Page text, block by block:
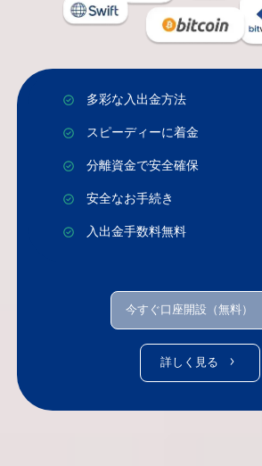
多彩な入出金方法
スピーディーに着金
分離資金で安全確保
安全なお手続き
入出金手数料無料
今すぐ口座開設（無料）
詳しく見る